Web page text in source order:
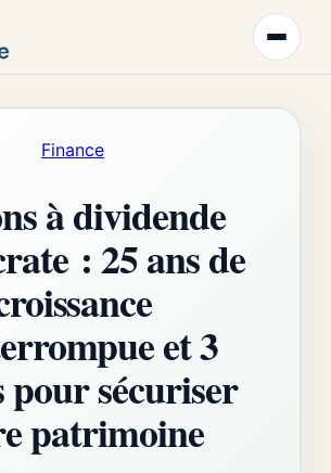
Finance
à dividende
: 25 ans de
et 3
sécuriser
patrimoine